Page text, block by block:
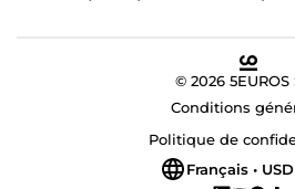
© 2026 5EUROS
Conditions
Politique de
Français •